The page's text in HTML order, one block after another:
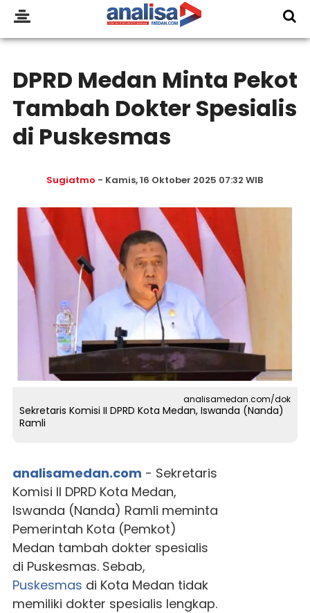
DPRD Medan Minta Pekot
Tambah Dokter Spesialis
di Puskesmas
Sugiatmo - Kamis, 16 Oktober 2025 07:32 WIB
analisamedan.com/dok
Sekretaris Komisi II DPRD Kota Medan, Iswanda (Nanda)
Ramli
analisamedan.com - Sekretaris
Komisi II DPRD Kota Medan,
Iswanda (Nanda) Ramli meminta
Pemerintah Kota (Pemkot)
Medan tambah dokter spesialis
di Puskesmas. Sebab,
Puskesmas di Kota Medan tidak
memiliki dokter spesialis lengkap.